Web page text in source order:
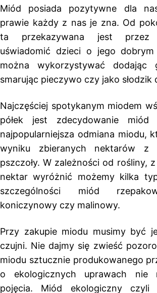
Miód posiada pozytywne dla
prawie każdy z nas je zna. Od
ta przekazywana jest
uświadomić dzieci o jego dobrym
można wykorzystywać
smarując pieczywo czy jako słodzik
Najczęściej spotykanym miodem
półek jest zdecydowanie miód
najpopularniejsza odmiana miodu,
wyniku zbieranych nektarów z
pszczoły. W zależności od rośliny,
nektar wyróżnić możemy kilka
szczególności miód
koniczynowy czy malinowy.
Przy zakupie miodu musimy być
czujni. Nie dajmy się zwieść
miodu sztucznie produkowanego
o ekologicznych uprawach nie
pojęcia. Miód ekologiczny